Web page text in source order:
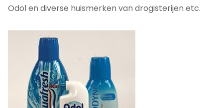
Odol en diverse huismerken van drogisterijen etc.